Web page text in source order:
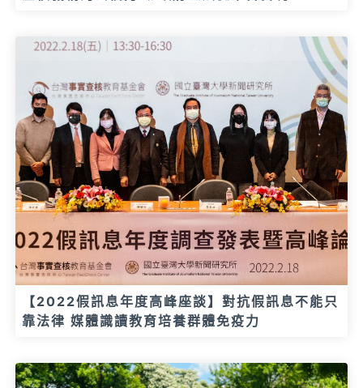
【2022假訊息年度高峰座談】對抗假訊息不能只
靠法律 媒體識讀教育培養群體免疫力